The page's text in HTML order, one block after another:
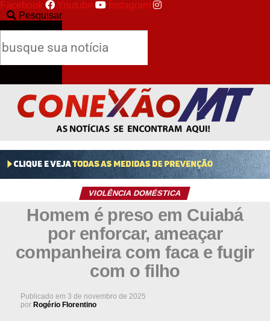
Facebook Youtube
Instagram
Pesquisar
VIOLÊNCIA DOMÉSTICA
Homem é preso em Cuiabá
por enforcar, ameaçar
companheira com faca e fugir
com o filho
Publicado em 3 de novembro de 2025
por Rogério Florentino